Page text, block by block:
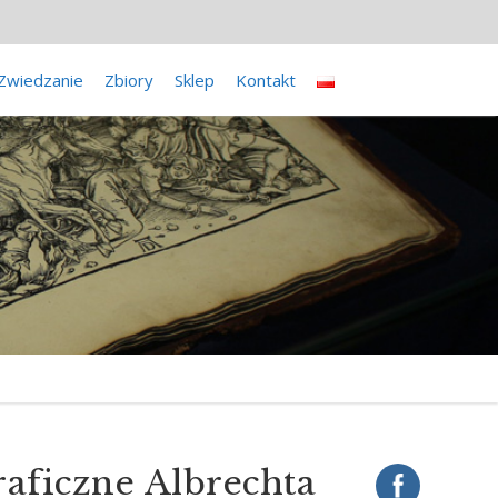
Zbiory Sklep Kontakt
Albrechta